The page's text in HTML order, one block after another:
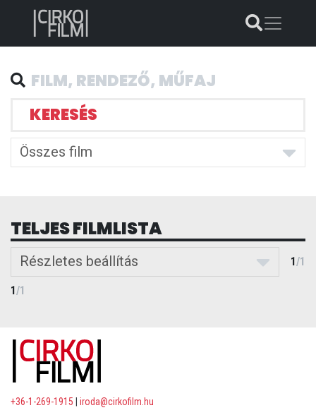
KERESÉS
Összes film
TELJES FILMLISTA
Részletes beállítás 1/1
1/1
+36-1-269-1915
iroda@cirkofilm.hu